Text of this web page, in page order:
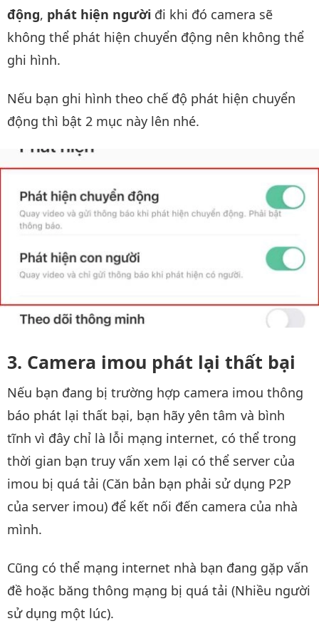
động, phát hiện người đi khi đó camera sẽ
không thể phát hiện chuyển động nên không thể
ghi hình.
Nếu bạn ghi hình theo chế độ phát hiện chuyển
động thì bật 2 mục này lên nhé.
Camera imou phát lại thất bại
Nếu bạn đang bị trường hợp camera imou thông
báo phát lại thất bại, bạn hãy yên tâm và bình
tĩnh vì đây chỉ là lỗi mạng internet, có thể trong
thời gian bạn truy vấn xem lại có thể server của
imou bị quá tải (Căn bản bạn phải sử dụng P2P
của server imou) để kết nối đến camera của nhà
mình.
Cũng có thể mạng internet nhà bạn đang gặp vấn
đề hoặc băng thông mạng bị quá tải (Nhiều người
sử dụng một lúc).